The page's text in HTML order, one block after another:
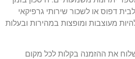
לבית דפוס או לשכור שירותי גרפיקאי
מעוצבות ומופצות במהירות ובעלות
את ההזמנה בקלות לכל מקום